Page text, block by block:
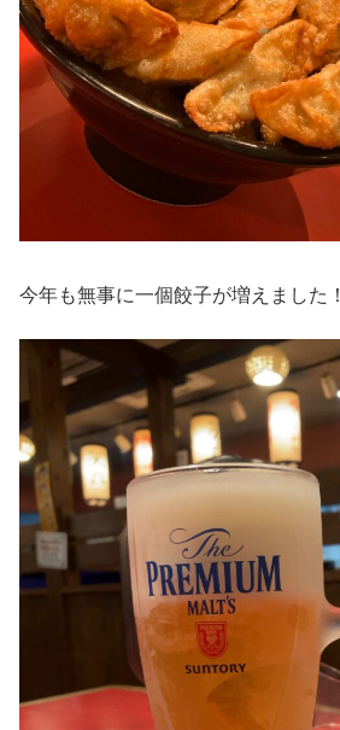
今年も無事に一個餃子が増えました！